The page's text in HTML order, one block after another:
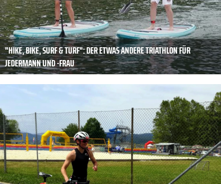
"HIKE, BIKE, SURF & TURF": DER ETWAS ANDERE TRIATHLON FÜR
JEDERMANN UND -FRAU